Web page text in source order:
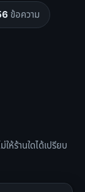
ข้อความ
ห้ร้านใดได้เปรียบ